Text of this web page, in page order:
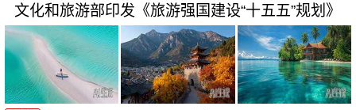
文化和旅游部印发《旅游强国建设“十五五”规划》